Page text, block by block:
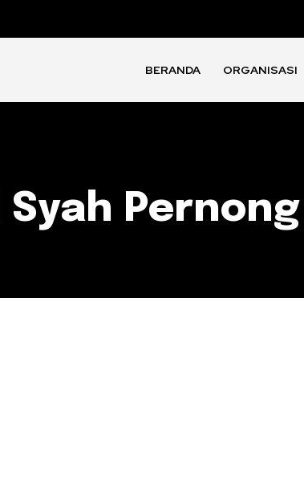
BERANDA ORGANISASI
Syah Pernong